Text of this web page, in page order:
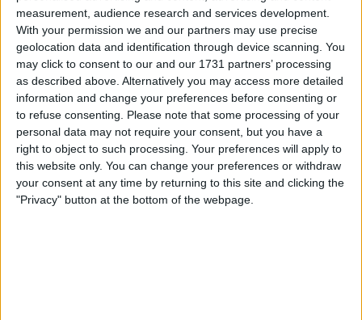
measurement, audience research and services development.
With your permission we and our partners may use precise
geolocation data and identification through device scanning. You
may click to consent to our and our 1731 partners’ processing
as described above. Alternatively you may access more detailed
information and change your preferences before consenting or
to refuse consenting. Please note that some processing of your
personal data may not require your consent, but you have a
right to object to such processing. Your preferences will apply to
this website only. You can change your preferences or withdraw
your consent at any time by returning to this site and clicking the
"Privacy" button at the bottom of the webpage.
02 35 29 06 18
Horaires d’ouverture
Ouvert du lundi au vendredi de 8h30 à 12h00 et de 13h30
La Mission Locale Le Havre Estuaire Littoral est dédiée à
l’accompagnement des jeunes adultes de la région, en
leur fournissant les outils et les ressources nécessaires
pour une intégration professionnelle réussie.